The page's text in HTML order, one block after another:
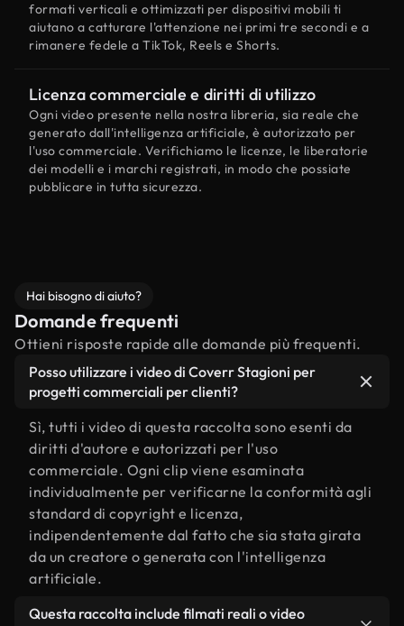
formati verticali e ottimizzati per dispositivi mobili ti
aiutano a catturare l'attenzione nei primi tre secondi e a
rimanere fedele a TikTok, Reels e Shorts.
Licenza commerciale e diritti di utilizzo
Ogni video presente nella nostra libreria, sia reale che
generato dall'intelligenza artificiale, è autorizzato per
l'uso commerciale. Verifichiamo le licenze, le liberatorie
dei modelli e i marchi registrati, in modo che possiate
pubblicare in tutta sicurezza.
Hai bisogno di aiuto?
Domande frequenti
Ottieni risposte rapide alle domande più frequenti.
Posso utilizzare i video di Coverr Stagioni per
progetti commerciali per clienti?
Sì, tutti i video di questa raccolta sono esenti da
diritti d'autore e autorizzati per l'uso
commerciale. Ogni clip viene esaminata
individualmente per verificarne la conformità agli
standard di copyright e licenza,
indipendentemente dal fatto che sia stata girata
da un creatore o generata con l'intelligenza
artificiale.
Questa raccolta include filmati reali o video